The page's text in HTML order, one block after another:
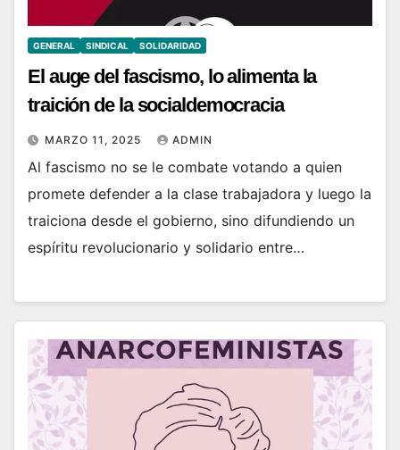
GENERAL SINDICAL SOLIDARIDAD
El auge del fascismo, lo alimenta la
traición de la socialdemocracia
MARZO 11, 2025 ADMIN
Al fascismo no se le combate votando a quien
promete defender a la clase trabajadora y luego la
traiciona desde el gobierno, sino difundiendo un
espíritu revolucionario y solidario entre…